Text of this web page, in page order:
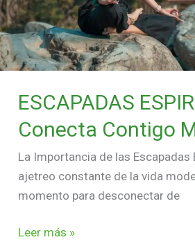
ESCAPADAS
Conecta Contigo
La Importancia de las Escapadas
ajetreo constante de la vida
momento para desconectar de
Leer más »